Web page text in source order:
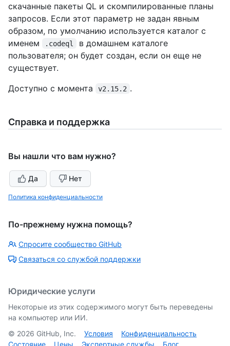
скачанные пакеты QL и скомпилированные планы
запросов. Если этот параметр не задан явным
образом, по умолчанию используется каталог с
именем
.codeql
в домашнем каталоге
пользователя; он будет создан, если он еще не
существует.
Доступно с момента
v2.15.2 .
Справка и поддержка
Вы нашли что вам нужно?
Да Нет
Политика конфиденциальности
По-прежнему нужна помощь?
Спросите сообщество GitHub
Связаться со службой поддержки
Юридические услуги
Некоторые из этих содержимого могут быть переведены
на компьютер или ИИ.
© 2026 GitHub, Inc. Условия
Конфиденциальность
Состояние
Цены Экспертные службы Блог